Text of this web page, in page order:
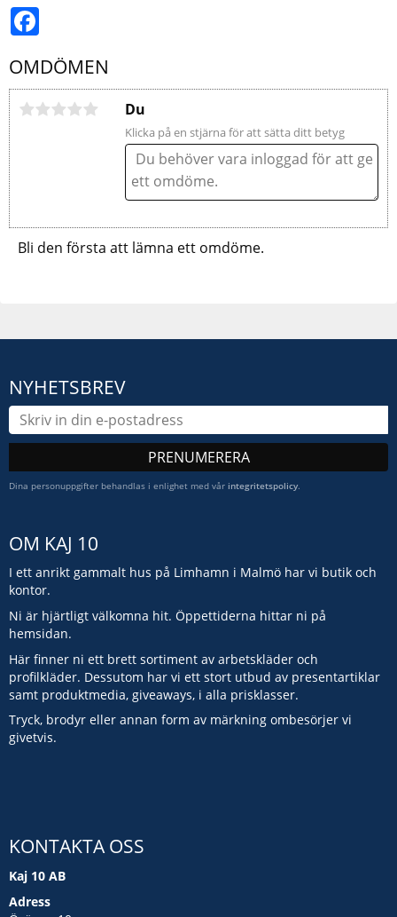
OMDÖMEN
Du
Klicka på en stjärna för att sätta ditt betyg
Bli den första att lämna ett omdöme.
NYHETSBREV
PRENUMERERA
Dina personuppgifter behandlas i enlighet med vår integritetspolicy.
OM KAJ 10
I ett anrikt gammalt hus på Limhamn i Malmö har vi butik och
kontor.
Ni är hjärtligt välkomna hit. Öppettiderna hittar ni på
hemsidan.
Här finner ni ett brett sortiment av arbetskläder och
profilkläder. Dessutom har vi ett stort utbud av presentartiklar
samt produktmedia, giveaways, i alla prisklasser.
Tryck, brodyr eller annan form av märkning ombesörjer vi
givetvis.
KONTAKTA OSS
Kaj 10 AB
Adress